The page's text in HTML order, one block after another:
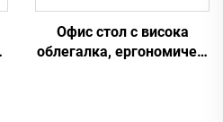
Офис стол с висока
облегалка, ергономичен,